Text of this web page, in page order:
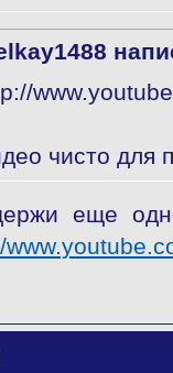
чисто для
еще